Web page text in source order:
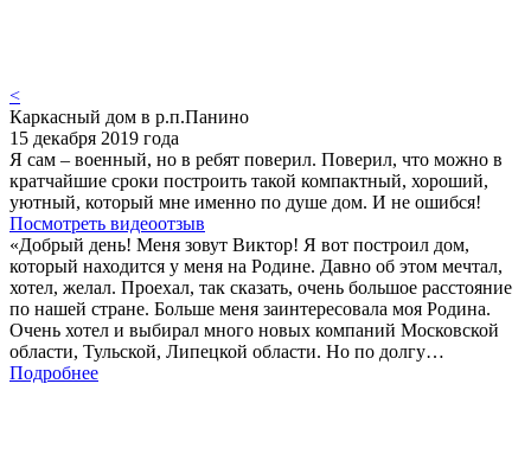
<
Каркасный дом в р.п.Панино
15 декабря 2019 года
Я сам – военный, но в ребят поверил. Поверил, что можно в
кратчайшие сроки построить такой компактный, хороший,
уютный, который мне именно по душе дом. И не ошибся!
Посмотреть видеоотзыв
«Добрый день! Меня зовут Виктор! Я вот построил дом,
который находится у меня на Родине. Давно об этом мечтал,
хотел, желал. Проехал, так сказать, очень большое расстояние
по нашей стране. Больше меня заинтересовала моя Родина.
Очень хотел и выбирал много новых компаний Московской
области, Тульской, Липецкой области. Но по долгу…
Подробнее